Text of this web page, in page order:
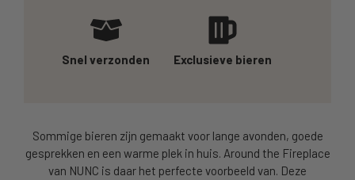
Snel verzonden Exclusieve bieren
Sommige bieren zijn gemaakt voor lange avonden, goede
gesprekken en een warme plek in huis. Around the Fireplace
van NUNC is daar het perfecte voorbeeld van. Deze